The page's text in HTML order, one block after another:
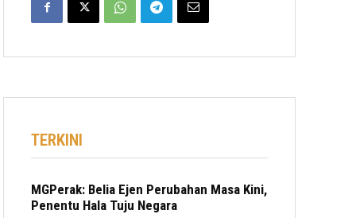
TERKINI
MGPerak: Belia Ejen Perubahan Masa Kini,
Penentu Hala Tuju Negara